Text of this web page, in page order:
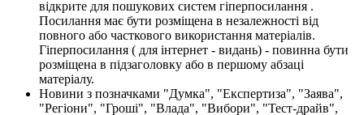
відкрите для пошукових систем гіперпосилання .
Посилання має бути розміщена в незалежності від
повного або часткового використання матеріалів.
Гіперпосилання ( для інтернет - видань) - повинна бути
розміщена в підзаголовку або в першому абзаці
матеріалу.
Новини з позначками "Думка", "Експертиза", "Заява",
"Регіони", "Гроші", "Влада", "Вибори", "Тест-драйв",